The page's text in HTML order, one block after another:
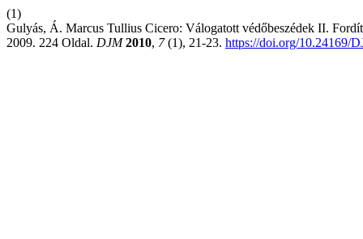
(1)
Gulyás, Á. Marcus Tullius Cicero: Válogatott védőbeszédek II.
2009. 224 Oldal. DJM 2010, 7(1), 21-23. https://doi.org/10.24169/